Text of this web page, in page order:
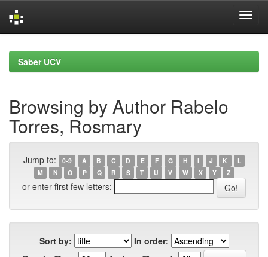
navigationSaber UCV
Browsing by Author Rabelo
Torres, Rosmary
Jump to: 0-9 A B C D E F G H I J K
L
M
N O P Q R S T U V W X Y Z
or enter first few letters:
Sort by:
In order: